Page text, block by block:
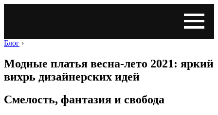
Блог ›
Модные платья весна-лето 2021: яркий
вихрь дизайнерских идей
Смелость, фантазия и свобода